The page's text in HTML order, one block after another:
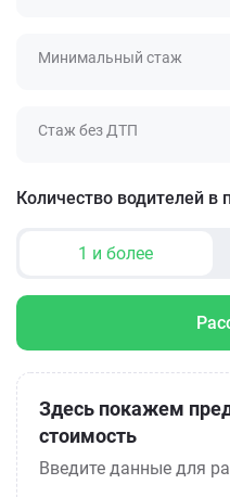
Минимальный стаж
Стаж без ДТП
Количество водителей в
1 и более
Здесь покажем
стоимость
Введите данные для